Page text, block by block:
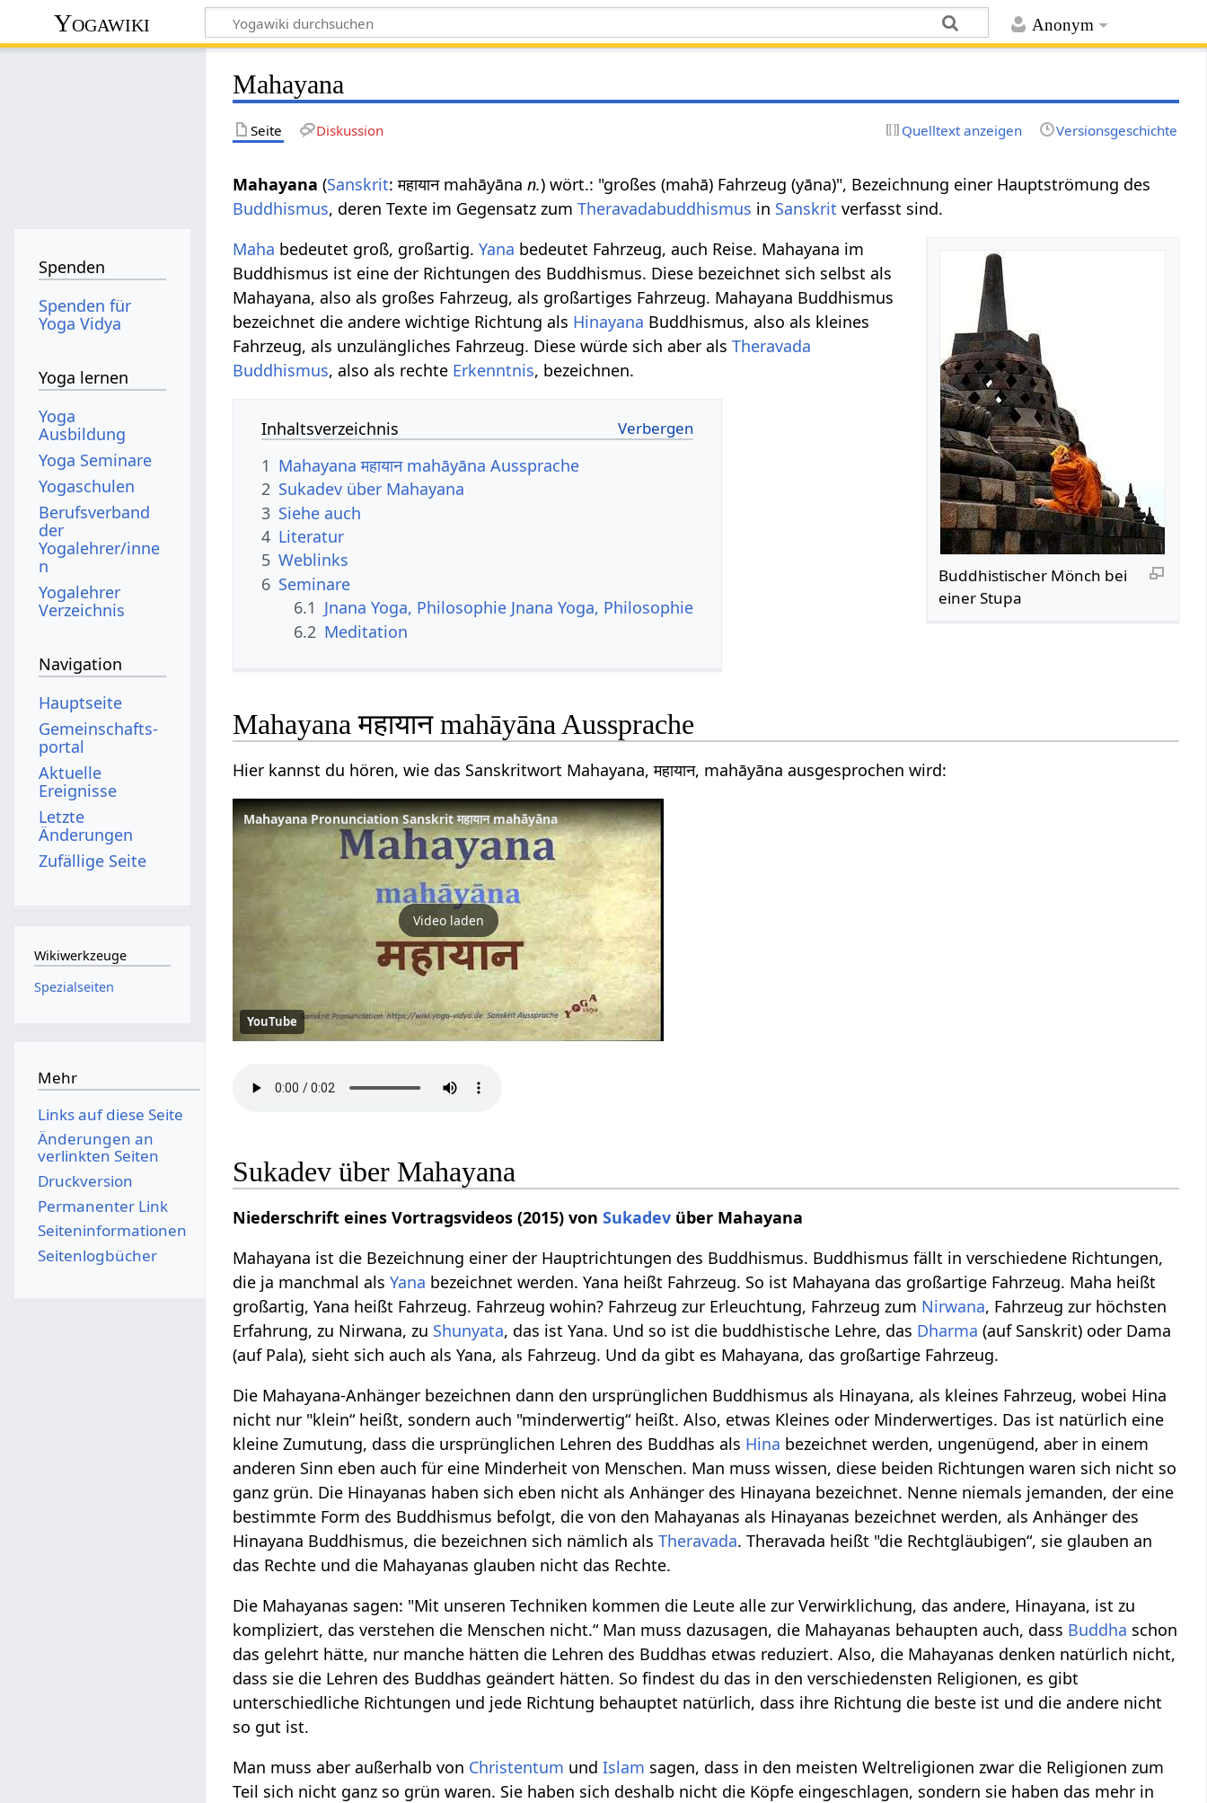
Anonym
Yogawiki
Mahayana
Seite Diskussion Quelltext anzeigen Versionsgeschichte
Mahayana (Sanskrit: महायान mahāyānan.) wört.: "großes (mahā) Fahrzeug (yāna)", Bezeichnung einer Hauptströmung des
Buddhismus, deren Texte im Gegensatz zumTheravadabuddhismus in Sanskrit verfasst sind.
Buddhistischer Mönch bei
einer Stupa
Maha bedeutet groß, großartig.Yana bedeutet Fahrzeug, auch Reise. Mahayana im
Buddhismus ist eine der Richtungen des Buddhismus. Diese bezeichnet sich selbst als
Mahayana, also als großes Fahrzeug, als großartiges Fahrzeug. Mahayana Buddhismus
bezeichnet die andere wichtige Richtung als Hinayana Buddhismus, also als kleines
Fahrzeug, als unzulängliches Fahrzeug. Diese würde sich aber alsTheravada
Buddhismus, also als rechte Erkenntnis, bezeichnen.
Inhaltsverzeichnis
1 Mahayana महायान mahāyāna Aussprache
2 Sukadev über Mahayana
3 Siehe auch
4 Literatur
5 Weblinks
6 Seminare
6.1 Jnana Yoga, Philosophie Jnana Yoga, Philosophie
6.2 Meditation
Mahayana महायान mahāyāna Aussprache
Hier kannst du hören, wie das Sanskritwort Mahayana, महायान, mahāyāna ausgesprochen wird:
Mahayana Pronunciation Sanskrit महायान mahāyāna
Video laden
YouTube
Sukadev über Mahayana
Niederschrift eines Vortragsvideos (2015) vonSukadev über Mahayana
Mahayana ist die Bezeichnung einer der Hauptrichtungen des Buddhismus. Buddhismus fällt in verschiedene Richtungen,
die ja manchmal alsYana bezeichnet werden. Yana heißt Fahrzeug. So ist Mahayana das großartige Fahrzeug. Maha heißt
großartig, Yana heißt Fahrzeug. Fahrzeug wohin? Fahrzeug zur Erleuchtung, Fahrzeug zum Nirwana, Fahrzeug zur höchsten
Erfahrung, zu Nirwana, zu Shunyata, das ist Yana. Und so ist die buddhistische Lehre, das Dharma (auf Sanskrit) oder Dama
(auf Pala), sieht sich auch als Yana, als Fahrzeug. Und da gibt es Mahayana, das großartige Fahrzeug.
Die Mahayana-Anhänger bezeichnen dann den ursprünglichen Buddhismus als Hinayana, als kleines Fahrzeug, wobei Hina
nicht nur "klein“ heißt, sondern auch "minderwertig“ heißt. Also, etwas Kleines oder Minderwertiges. Das ist natürlich eine
kleine Zumutung, dass die ursprünglichen Lehren des Buddhas als Hina bezeichnet werden, ungenügend, aber in einem
anderen Sinn eben auch für eine Minderheit von Menschen. Man muss wissen, diese beiden Richtungen waren sich nicht so
ganz grün. Die Hinayanas haben sich eben nicht als Anhänger des Hinayana bezeichnet. Nenne niemals jemanden, der eine
bestimmte Form des Buddhismus befolgt, die von den Mahayanas als Hinayanas bezeichnet werden, als Anhänger des
Hinayana Buddhismus, die bezeichnen sich nämlich alsTheravada. Theravada heißt "die Rechtgläubigen“, sie glauben an
das Rechte und die Mahayanas glauben nicht das Rechte.
Die Mahayanas sagen: "Mit unseren Techniken kommen die Leute alle zur Verwirklichung, das andere, Hinayana, ist zu
kompliziert, das verstehen die Menschen nicht.“ Man muss dazusagen, die Mahayanas behaupten auch, dass Buddha schon
das gelehrt hätte, nur manche hätten die Lehren des Buddhas etwas reduziert. Also, die Mahayanas denken natürlich nicht,
dass sie die Lehren des Buddhas geändert hätten. So findest du das in den verschiedensten Religionen, es gibt
unterschiedliche Richtungen und jede Richtung behauptet natürlich, dass ihre Richtung die beste ist und die andere nicht
so gut ist.
Man muss aber außerhalb von Christentum undIslam sagen, dass in den meisten Weltreligionen zwar die Religionen zum
Teil sich nicht ganz so grün waren. Sie haben sich deshalb nicht die Köpfe eingeschlagen, sondern sie haben das mehr in
Spenden
Spenden für
Yoga Vidya
Yoga lernen
Yoga
Ausbildung
Yoga Seminare
Yogaschulen
Berufsverband
der
Yogalehrer/inne
n
Yogalehrer
Verzeichnis
Navigation
Hauptseite
Gemeinschafts­
portal
Aktuelle
Ereignisse
Letzte
Änderungen
Zufällige Seite
Wikiwerkzeuge
Spezialseiten
Mehr
Links auf diese Seite
Änderungen an
verlinkten Seiten
Druckversion
Permanenter Link
Seiten­­informationen
Seitenlogbücher